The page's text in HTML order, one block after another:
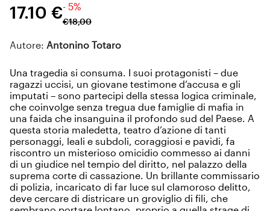
17.10 €- 5%
€18,00
Autore: Antonino Totaro
Una tragedia si consuma. I suoi protagonisti – due
ragazzi uccisi, un giovane testimone d’accusa e gli
imputati – sono partecipi della stessa logica criminale,
che coinvolge senza tregua due famiglie di mafia in
una faida che insanguina il profondo sud del Paese. A
questa storia maledetta, teatro d’azione di tanti
personaggi, leali e subdoli, coraggiosi e pavidi, fa
riscontro un misterioso omicidio commesso ai danni
di un giudice nel tempio del diritto, nel palazzo della
suprema corte di cassazione. Un brillante commissario
di polizia, incaricato di far luce sul clamoroso delitto,
deve cercare di districare un groviglio di fili, che